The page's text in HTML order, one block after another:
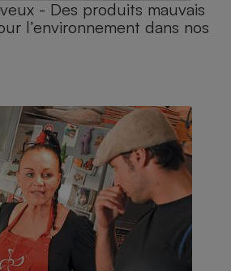
- Des produits mauvais
l’environnement dans nos